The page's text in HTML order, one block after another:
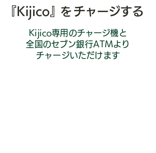
『Kijico を チャージする
Kijico専用のチャージ機と
全国のセブン銀行ATMより
チャージいただけます